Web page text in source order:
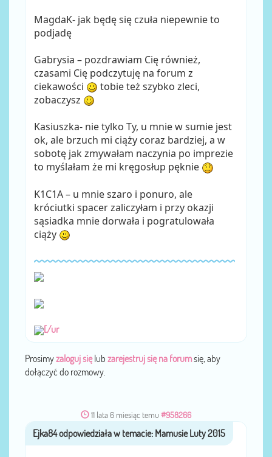
MagdaK- jak będę się czuła niepewnie to
podjadę
Gabrysia – pozdrawiam Cię również,
czasami Cię podczytuję na forum z
ciekawości
tobie też szybko zleci,
zobaczysz
Kasiuszka- nie tylko Ty, u mnie w sumie jest
ok, ale brzuch mi ciąży coraz bardziej, a w
sobotę jak zmywałam naczynia po imprezie
to myślałam że mi kręgosłup pęknie
K1C1A – u mnie szaro i ponuro, ale
króciutki spacer zaliczyłam i przy okazji
sąsiadka mnie dorwała i pogratulowała
ciąży
[/ur
Prosimyzaloguj sięlub zarejestruj się na forumsię, aby
dołączyć do rozmowy.
11 lata 6 miesiąc temu #958266
przezEjka84